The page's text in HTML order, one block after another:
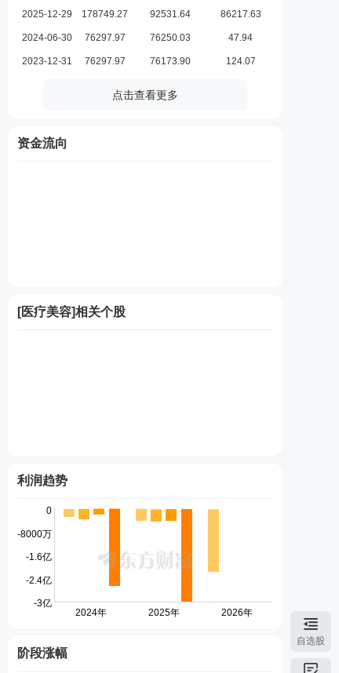
2025-12-29 178749.27 92531.64 86217.63
2024-06-30 76297.97 76250.03 47.94
2023-12-31 76297.97 76173.90 124.07
点击查看更多
资金流向
[医疗美容]相关个股
利润趋势
阶段涨幅
自选股